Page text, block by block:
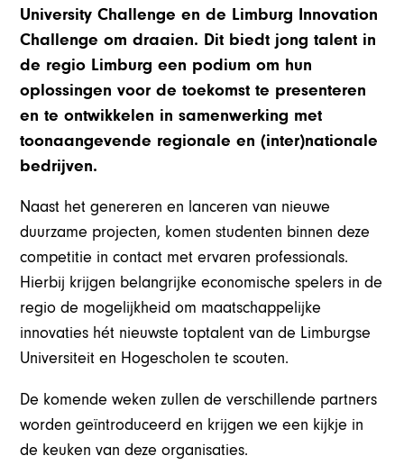
University Challenge en de Limburg Innovation
Challenge om draaien. Dit biedt jong talent in
de regio Limburg een podium om hun
oplossingen voor de toekomst te presenteren
en te ontwikkelen in samenwerking met
toonaangevende regionale en (inter)nationale
bedrijven.
Naast het genereren en lanceren van nieuwe
duurzame projecten, komen studenten binnen deze
competitie in contact met ervaren professionals.
Hierbij krijgen belangrijke economische spelers in de
regio de mogelijkheid om maatschappelijke
innovaties hét nieuwste toptalent van de Limburgse
Universiteit en Hogescholen te scouten.
De komende weken zullen de verschillende partners
worden geïntroduceerd en krijgen we een kijkje in
de keuken van deze organisaties.